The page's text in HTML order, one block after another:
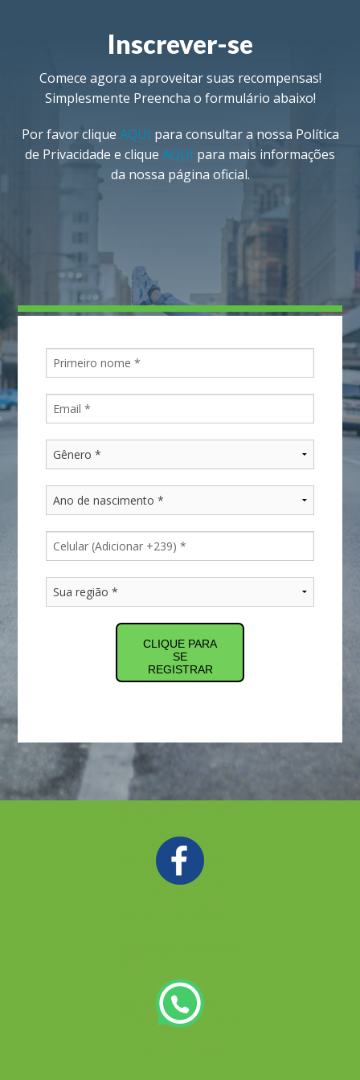
Inscrever-se
Comece agora a aproveitar suas recompensas!
Simplesmente Preencha o formulário abaixo!
Por favor clique AQUI para consultar a nossa Política
de Privacidade e clique AQUI para mais informações
da nossa página oficial.
CLIQUE PARA
SE
REGISTRAR